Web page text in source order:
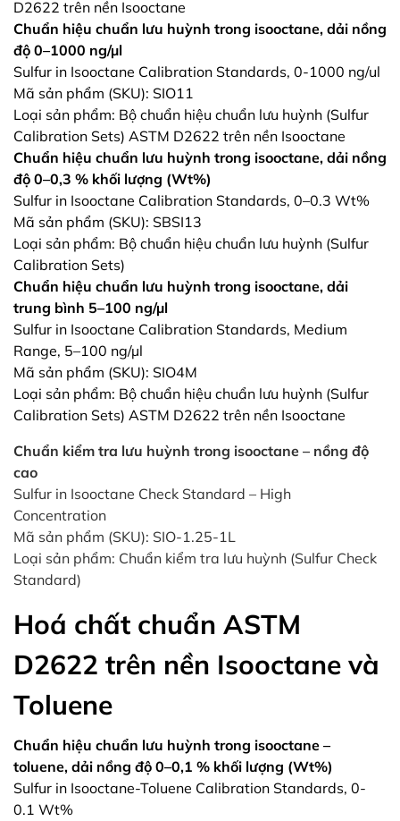
D2622 trên nền Isooctane
Chuẩn hiệu chuẩn lưu huỳnh trong isooctane, dải nồng
độ 0–1000 ng/µl
Sulfur in Isooctane Calibration Standards, 0-1000 ng/ul
Mã sản phẩm (SKU): SIO11
Loại sản phẩm: Bộ chuẩn hiệu chuẩn lưu huỳnh (Sulfur
Calibration Sets) ASTM D2622 trên nền Isooctane
Chuẩn hiệu chuẩn lưu huỳnh trong isooctane, dải nồng
độ 0–0,3 % khối lượng (Wt%)
Sulfur in Isooctane Calibration Standards, 0–0.3 Wt%
Mã sản phẩm (SKU): SBSI13
Loại sản phẩm: Bộ chuẩn hiệu chuẩn lưu huỳnh (Sulfur
Calibration Sets)
Chuẩn hiệu chuẩn lưu huỳnh trong isooctane, dải
trung bình 5–100 ng/µl
Sulfur in Isooctane Calibration Standards, Medium
Range, 5–100 ng/µl
Mã sản phẩm (SKU): SIO4M
Loại sản phẩm: Bộ chuẩn hiệu chuẩn lưu huỳnh (Sulfur
Calibration Sets) ASTM D2622 trên nền Isooctane
Chuẩn kiểm tra lưu huỳnh trong isooctane – nồng độ
cao
Sulfur in Isooctane Check Standard – High
Concentration
Mã sản phẩm (SKU): SIO-1.25-1L
Loại sản phẩm: Chuẩn kiểm tra lưu huỳnh (Sulfur Check
Standard)
Hoá chất chuẩn ASTM
D2622 trên nền Isooctane và
Toluene
Chuẩn hiệu chuẩn lưu huỳnh trong isooctane –
toluene, dải nồng độ 0–0,1 % khối lượng (Wt%)
Sulfur in Isooctane-Toluene Calibration Standards, 0-
0.1 Wt%